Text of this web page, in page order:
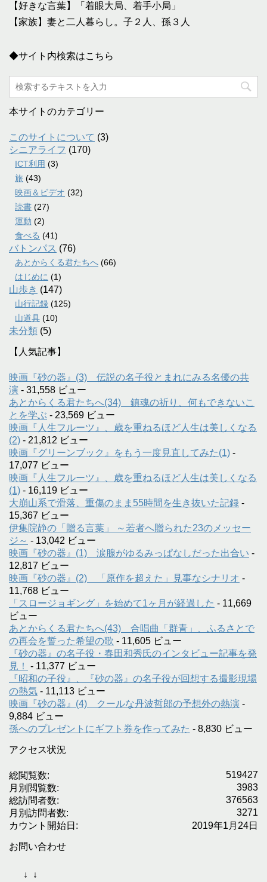
【好きな言葉】「着眼大局、着手小局」
【家族】妻と二人暮らし。子２人、孫３人
◆サイト内検索はこちら
本サイトのカテゴリー
このサイトについて (3)
シニアライフ (170)
ICT利用 (3)
旅 (43)
映画＆ビデオ (32)
読書 (27)
運動 (2)
食べる (41)
バトンパス (76)
あとからくる君たちへ (66)
はじめに (1)
山歩き (147)
山行記録 (125)
山道具 (10)
未分類 (5)
【人気記事】
映画『砂の器』(3) 伝説の名子役とまれにみる名優の共
演 - 31,558 ビュー
あとからくる君たちへ(34) 鎮魂の祈り、何もできないこ
とを学ぶ - 23,569 ビュー
映画『人生フルーツ』、歳を重ねるほど人生は美しくなる
(2) - 21,812 ビュー
映画『グリーンブック』をもう一度見直してみた(1) -
17,077 ビュー
映画『人生フルーツ』、歳を重ねるほど人生は美しくなる
(1) - 16,119 ビュー
大崩山系で滑落、重傷のまま55時間を生き抜いた記録 -
15,367 ビュー
伊集院静の「贈る言葉」 ～若者へ贈られた23のメッセー
ジ～ - 13,042 ビュー
映画『砂の器』(1) 涙腺がゆるみっぱなしだった出合い -
12,817 ビュー
映画『砂の器』(2) 「原作を超えた」見事なシナリオ -
11,768 ビュー
「スロージョギング」を始めて1ヶ月が経過した - 11,669
ビュー
あとからくる君たちへ(43) 合唱曲「群青」、ふるさとで
の再会を誓った希望の歌 - 11,605 ビュー
『砂の器』の名子役・春田和秀氏のインタビュー記事を発
見！
- 11,377 ビュー
『昭和の子役』、『砂の器』の名子役が回想する撮影現場
の熱気 - 11,113 ビュー
映画『砂の器』(4) クールな丹波哲郎の予想外の熱演 -
9,884 ビュー
孫へのプレゼントにギフト券を作ってみた - 8,830 ビュー
アクセス状況
519427
総閲覧数:
3983
月別閲覧数:
376563
総訪問者数:
3271
月別訪問者数:
2019年1月24日
カウント開始日:
お問い合わせ
↓
↓